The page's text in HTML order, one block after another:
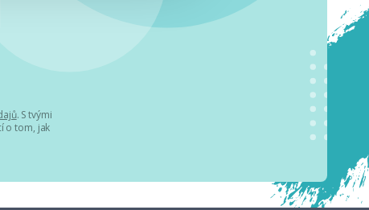
. S tvými
o tom, jak